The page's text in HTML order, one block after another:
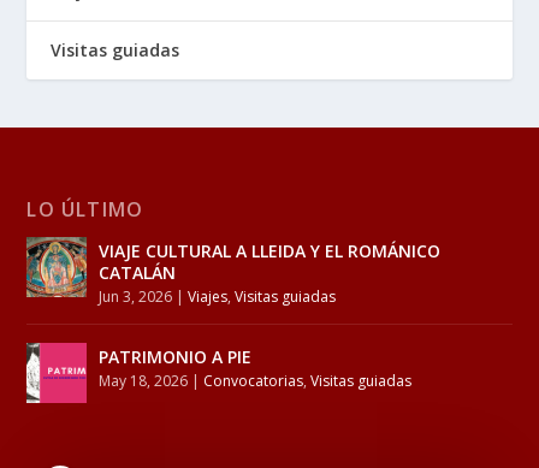
Visitas guiadas
LO ÚLTIMO
VIAJE CULTURAL A LLEIDA Y EL ROMÁNICO
CATALÁN
Jun 3, 2026 |Viajes,Visitas guiadas
PATRIMONIO A PIE
May 18, 2026 | Convocatorias,Visitas guiadas